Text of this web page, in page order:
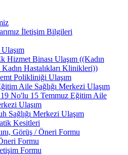
İletişim Bilgileri
Hizmet Binası Ulaşım ((Kadın
Hastalıkları Klinikleri))
Polikliniği Ulaşım
Aile Sağlığı Merkezi Ulaşım
19 No'lu 15 Temmuz Eğitim Aile
Ulaşım
Sağlığı Merkezi Ulaşım
Kesitleri
Görüş / Öneri Formu
Formu
Formu